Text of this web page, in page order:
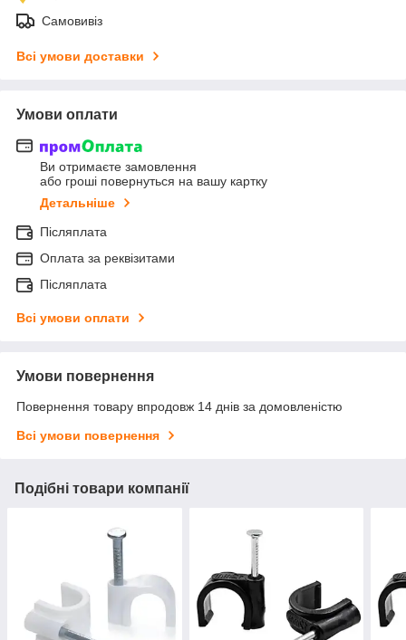
Самовивіз
Всі умови доставки
Умови оплати
Ви отримаєте замовлення
або гроші повернуться на вашу картку
Детальніше
Післяплата
Оплата за реквізитами
Післяплата
Всі умови оплати
Умови повернення
Повернення товару впродовж 14 днів за домовленістю
Всі умови повернення
Подібні товари компанії